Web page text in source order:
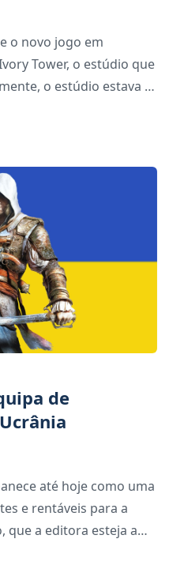
o novo jogo em
Tower, o estúdio que
o estúdio estava a
criou
de
até hoje como uma
e rentáveis para a
que a editora esteja a
horizontes.Com